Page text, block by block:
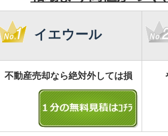
イエウール
不動産売却なら絶対外しては損